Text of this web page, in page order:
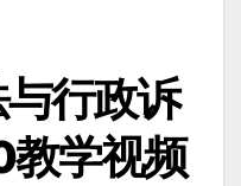
行政诉
学视频